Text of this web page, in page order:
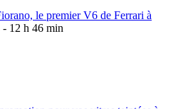
le premier V6 de Ferrari à
- 12 h 46 min